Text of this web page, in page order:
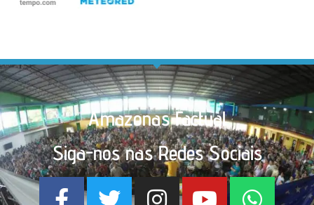
Amazonas Factual
Siga-nos nas Redes Sociais